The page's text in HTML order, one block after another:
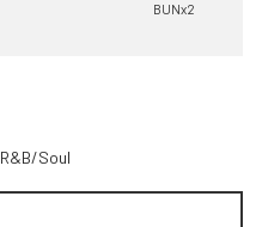
BUNx2
R&B/Soul